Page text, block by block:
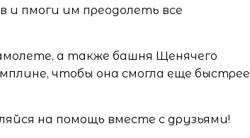
и пмоги им преодолеть все
а также башня Щенячего
чтобы она смогла еще быстрее
на помощь вместе с друзьями!